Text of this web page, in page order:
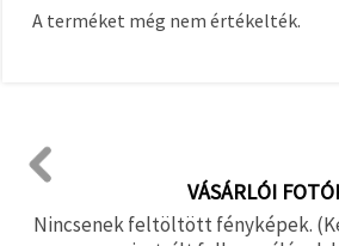
A terméket még nem értékelték.
VÁSÁRLÓI
Nincsenek feltöltött fényképek.